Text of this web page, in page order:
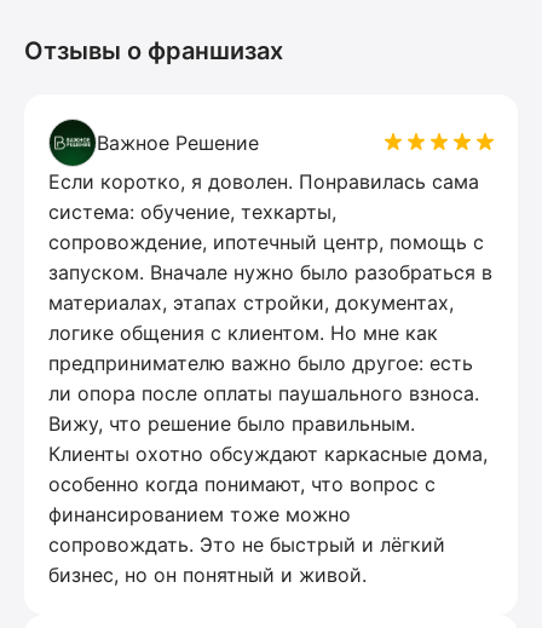
Отзывы о франшизах
Важное Решение
Если коротко, я доволен. Понравилась сама
система: обучение, техкарты,
сопровождение, ипотечный центр, помощь с
запуском. Вначале нужно было разобраться в
материалах, этапах стройки, документах,
логике общения с клиентом. Но мне как
предпринимателю важно было другое: есть
ли опора после оплаты паушального взноса.
Вижу, что решение было правильным.
Клиенты охотно обсуждают каркасные дома,
особенно когда понимают, что вопрос с
финансированием тоже можно
сопровождать. Это не быстрый и лёгкий
бизнес, но он понятный и живой.